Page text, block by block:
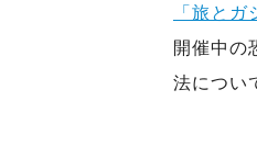
「旅と
開催中の
法につい